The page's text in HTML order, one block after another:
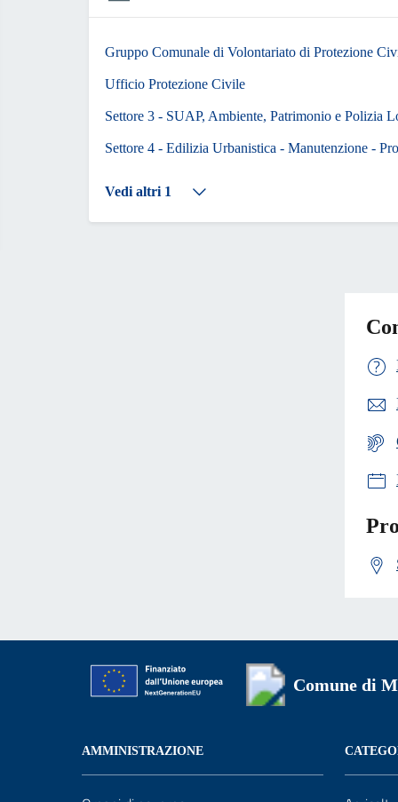
Gruppo Comunale di Volontariato di Protezione
Ufficio Protezione Civile
Settore 3 - SUAP, Ambiente, Patrimonio e Polizia
Settore 4 - Edilizia Urbanistica - Manutenzione -
Vedi altri 1
Comune di
AMMINISTRAZIONE